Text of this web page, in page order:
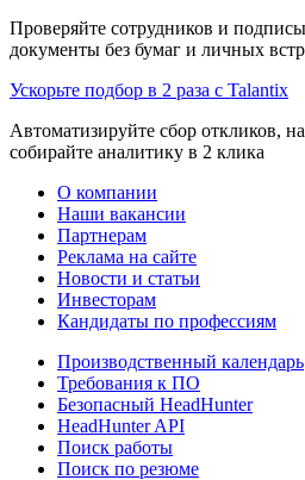
Проверяйте сотрудников и
документы без бумаг и личных
Ускорьте подбор в 2 раза с Talantix
Автоматизируйте сбор откликов,
собирайте аналитику в 2 клика
О компании
Наши вакансии
Партнерам
Реклама на сайте
Новости и статьи
Инвесторам
Кандидаты по профессиям
Производственный календарь
Требования к ПО
Безопасный HeadHunter
HeadHunter API
Поиск работы
Поиск по резюме